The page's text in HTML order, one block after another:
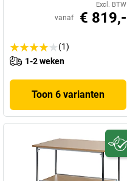
Excl. BTW
vanaf € 819,-
(1)
1-2 weken
Toon 6 varianten